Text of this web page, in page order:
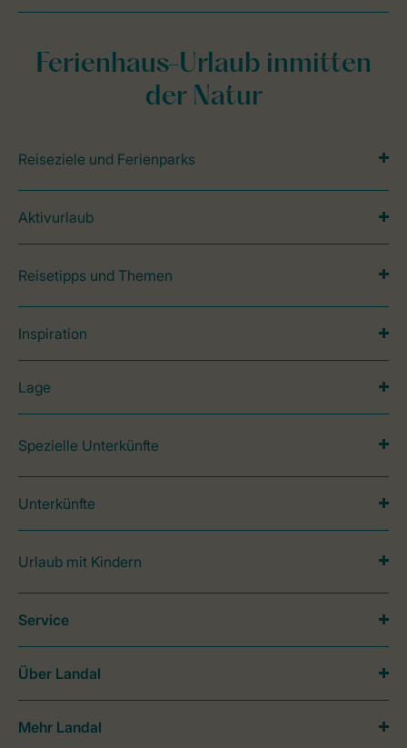
Ferienhaus-Urlaub inmitten
der Natur
Reiseziele und Ferienparks
Aktivurlaub
Reisetipps und Themen
Inspiration
Lage
Spezielle Unterkünfte
Unterkünfte
Urlaub mit Kindern
Service
Über Landal
Mehr Landal